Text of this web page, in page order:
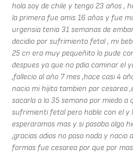
hola soy de chile y tengo 23 años ,
la primera fue amis 16 años y fue
urgensia tenia 31 semanas de
decidio por sufrimiento fetal , mi
25 cn era muy pequeñito lo pude
despues ya que no pdia caminar el
,fallecio al año 7 mes ,hace casi 4
nacio mi hijita tambien por cesarea
sacarla a la 35 semana por miedo a
sufrimienti fetal pero hable con el y
esperaramos mas y si pasaba algo
,gracias adios no paso nada y nacio
formas fue cesarea por que por